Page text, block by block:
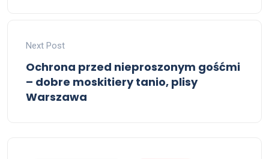
Next Post
Ochrona przed nieproszonym gośćmi
– dobre moskitiery tanio, plisy
Warszawa